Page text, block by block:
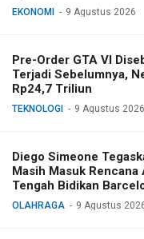
EKONOMI 9 Agustus 2026
Pre-Order GTA VI
Terjadi Sebelumnya,
Rp24,7 Triliun
TEKNOLOGI 9 Agustus 2026
Diego Simeone
Masih Masuk
Tengah Bidikan
OLAHRAGA 9 Agustus